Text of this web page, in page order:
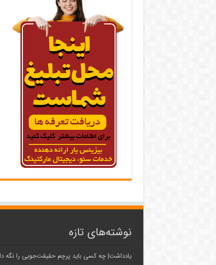
نوشته‌های تازه
یادداشت| ‌چه کسی باید پرچم حقیقت‌جویی را نگه